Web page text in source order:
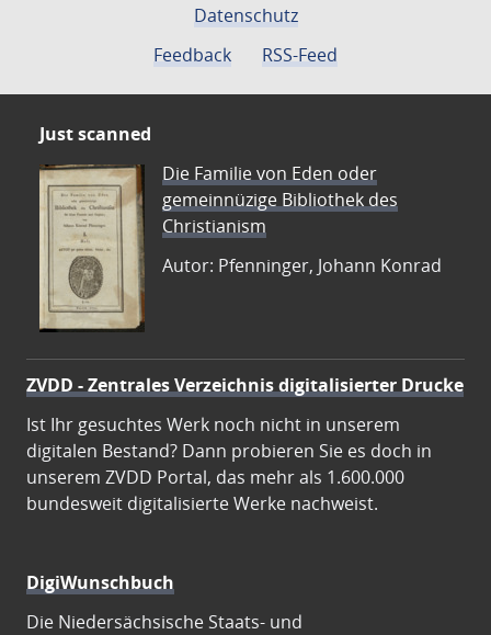
Datenschutz
Feedback
RSS-Feed
Just scanned
Die Familie von Eden oder
gemeinnüzige Bibliothek des
Christianism
Autor: Pfenninger, Johann Konrad
ZVDD - Zentrales Verzeichnis digitalisierter Drucke
Ist Ihr gesuchtes Werk noch nicht in unserem
digitalen Bestand? Dann probieren Sie es doch in
unserem ZVDD Portal, das mehr als 1.600.000
bundesweit digitalisierte Werke nachweist.
DigiWunschbuch
Die Niedersächsische Staats- und